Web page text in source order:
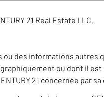
21 Real Estate LLC.
des informations autres
ou dont il
21 concernée par sa